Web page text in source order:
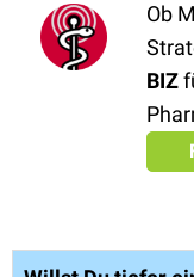
Ob
BIZ